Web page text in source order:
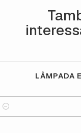
LÂMPADA